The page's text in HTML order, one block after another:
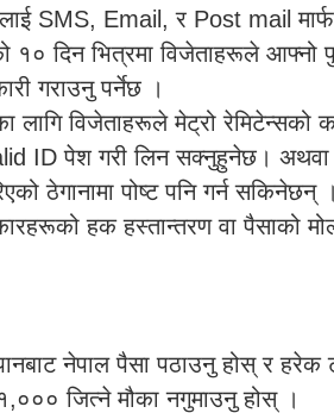
SMS, Email, र Post mail
१० दिन भित्रमा विजेताहरूले आफ्नो
गराउनु पर्नेछ ।
लागि विजेताहरूले मेट्रो रेमिटेन्सको
ID पेश गरी लिन सक्नुहुनेछ। अथवा
ठेगानामा पोष्ट पनि गर्न सकिनेछन्
हक हस्तान्तरण वा पैसाको
नेपाल पैसा पठाउनु होस् र हरेक
जित्ने मौका नगुमाउनु होस् ।